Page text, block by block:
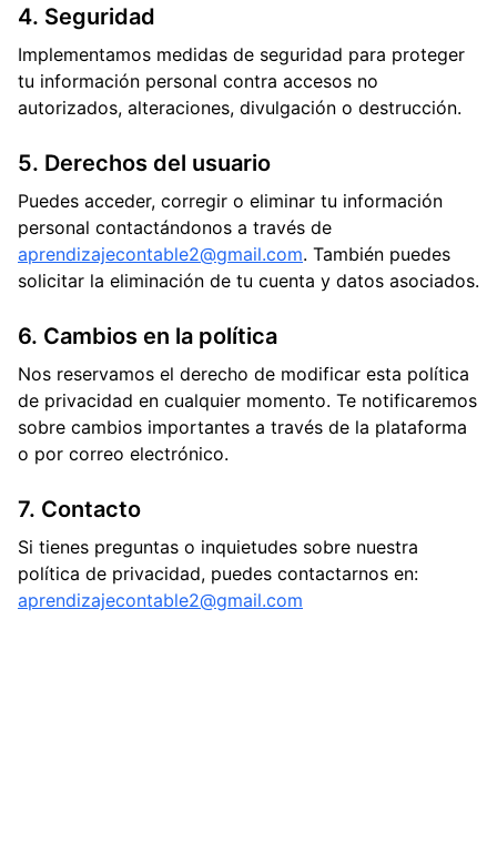
4. Seguridad
Implementamos medidas de seguridad para proteger
tu información personal contra accesos no
autorizados, alteraciones, divulgación o destrucción.
5. Derechos del usuario
Puedes acceder, corregir o eliminar tu información
personal contactándonos a través de
aprendizajecontable2@gmail.com. También puedes
solicitar la eliminación de tu cuenta y datos asociados.
6. Cambios en la política
Nos reservamos el derecho de modificar esta política
de privacidad en cualquier momento. Te notificaremos
sobre cambios importantes a través de la plataforma
o por correo electrónico.
7. Contacto
Si tienes preguntas o inquietudes sobre nuestra
política de privacidad, puedes contactarnos en:
aprendizajecontable2@gmail.com